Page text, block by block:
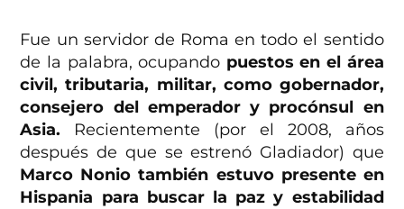
Fue un servidor de Roma en todo el sentido
de la palabra, ocupando puestos en el área
civil, tributaria, militar, como gobernador,
consejero del emperador y procónsul en
Asia. Recientemente (por el 2008, años
después de que se estrenó Gladiador) que
Marco Nonio también estuvo presente en
Hispania para buscar la paz y estabilidad